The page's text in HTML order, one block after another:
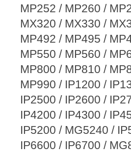
MP252 / MP260 /
MX320 / MX330 /
MP492 / MP495 /
MP550 / MP560 /
MP800 / MP810 /
MP990 / IP1200 /
IP2500 / IP2600 /
IP4200 / IP4300 /
IP5200 / MG5240 /
IP6600 / IP6700 /